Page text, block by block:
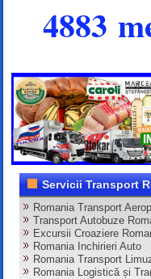
4883
Servicii Transport
Romania Transport
Transport Autobuze
Excursii Croaziere
Romania Inchirieri Auto
Romania Transport
Romania Logistică și